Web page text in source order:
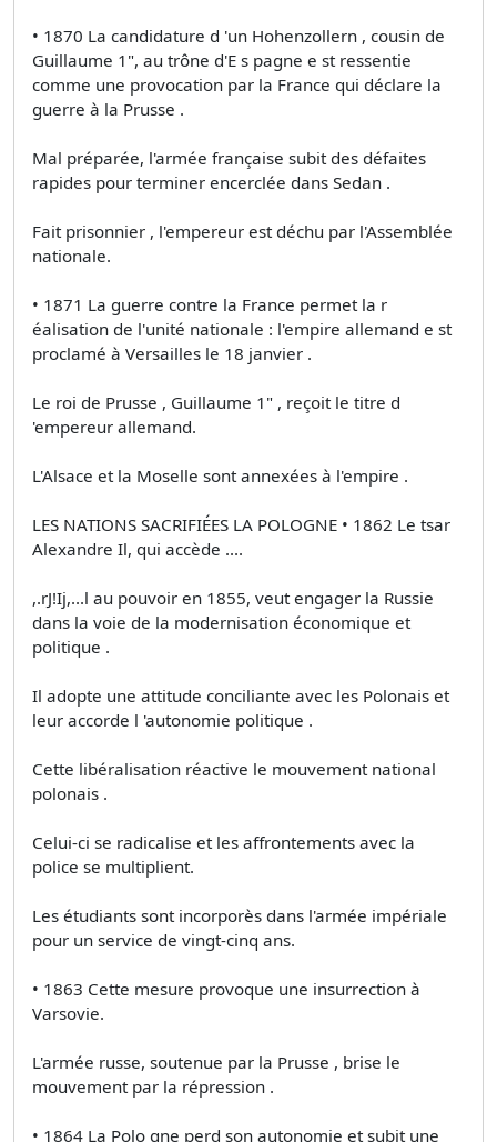
• 1870 La candidature d 'un Hohenzollern , cousin de
Guillaume 1", au trône d'E s pagne e st ressentie
comme une provocation par la France qui déclare la
guerre à la Prusse .
Mal préparée, l'armée française subit des défaites
rapides pour terminer encerclée dans Sedan .
Fait prisonnier , l'empereur est déchu par l'Assemblée
nationale.
• 1871 La guerre contre la France permet la r
éalisation de l'unité nationale : l'empire allemand e st
proclamé à Versailles le 18 janvier .
Le roi de Prusse , Guillaume 1" , reçoit le titre d
'empereur allemand.
L'Alsace et la Moselle sont annexées à l'empire .
LES NATIONS SACRIFIÉES LA POLOGNE • 1862 Le tsar
Alexandre Il, qui accède ....
,.rJ!Ij,...l au pouvoir en 1855, veut engager la Russie
dans la voie de la modernisation économique et
politique .
Il adopte une attitude conciliante avec les Polonais et
leur accorde l 'autonomie politique .
Cette libéralisation réactive le mouvement national
polonais .
Celui-ci se radicalise et les affrontements avec la
police se multiplient.
Les étudiants sont incorporès dans l'armée impériale
pour un service de vingt-cinq ans.
• 1863 Cette mesure provoque une insurrection à
Varsovie.
L'armée russe, soutenue par la Prusse , brise le
mouvement par la répression .
• 1864 La Polo gne perd son autonomie et subit une